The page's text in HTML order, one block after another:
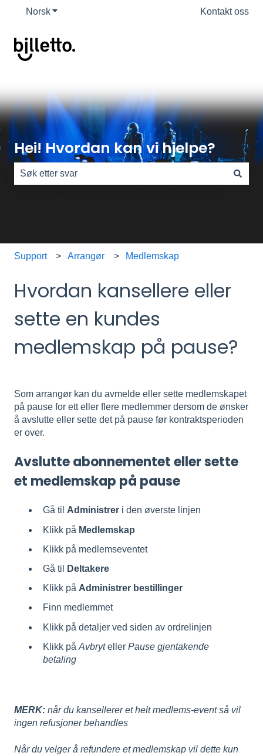
NorskVis undermeny for oversettelser Kontakt oss
Hei! Hvordan kan vi hjelpe?
Support Arrangør Medlemskap
Hvordan kansellere eller
sette en kundes
medlemskap på pause?
Som arrangør kan du avmelde eller sette medlemskapet
på pause for ett eller flere medlemmer dersom de ønsker
å avslutte eller sette det på pause før kontraktsperioden
er over.
Avslutte abonnementet eller sette
et medlemskap på pause
Gå til Administrer i den øverste linjen
Klikk på Medlemskap
Klikk på medlemseventet
Gå til
Deltakere
Klikk på Administrer bestillinger
Finn medlemmet
Klikk på detaljer ved siden av ordrelinjen
Klikk på Avbryteller Pause gjentakende
betaling
MERK: når du kansellerer et helt medlems-event så vil
ingen refusjoner behandles
Når du velger å refundere et medlemskap vil dette kun